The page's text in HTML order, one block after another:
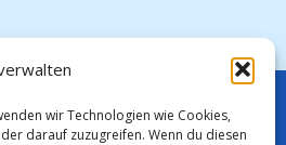
wir Technologien wie Cookies,
darauf zuzugreifen. Wenn du diesen
Downloadcenter